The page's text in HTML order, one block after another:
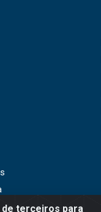
terceiros para